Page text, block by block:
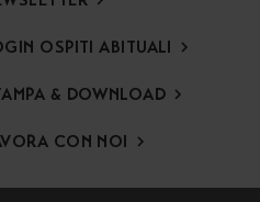
un’offerta speciale,
OSPITI ABITUALI
& DOWNLOAD
CON NOI